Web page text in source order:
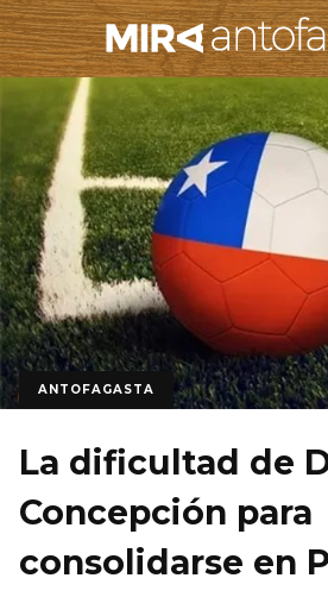
ANTOFAGASTA
La dificultad de
Concepción para
consolidarse en